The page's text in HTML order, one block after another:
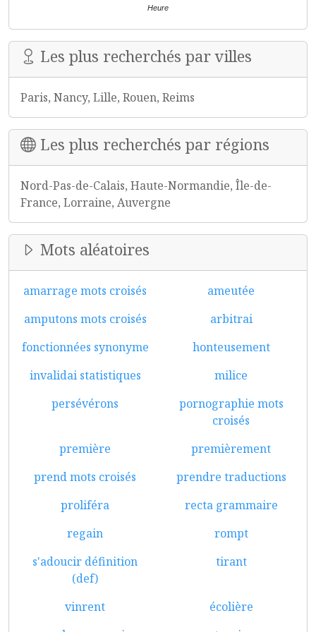
Heure
Les plus recherchés par villes
Paris, Nancy, Lille, Rouen, Reims
Les plus recherchés par régions
Nord-Pas-de-Calais, Haute-Normandie, Île-de-
France, Lorraine, Auvergne
Mots aléatoires
amarrage mots croisés
ameutée
amputons mots croisés
arbitrai
fonctionnées synonyme
honteusement
invalidai statistiques
milice
persévérons
pornographie mots
croisés
première
premièrement
prend mots croisés
prendre traductions
proliféra
recta grammaire
regain
rompt
s'adoucir définition
(def)
tirant
vinrent
écolière